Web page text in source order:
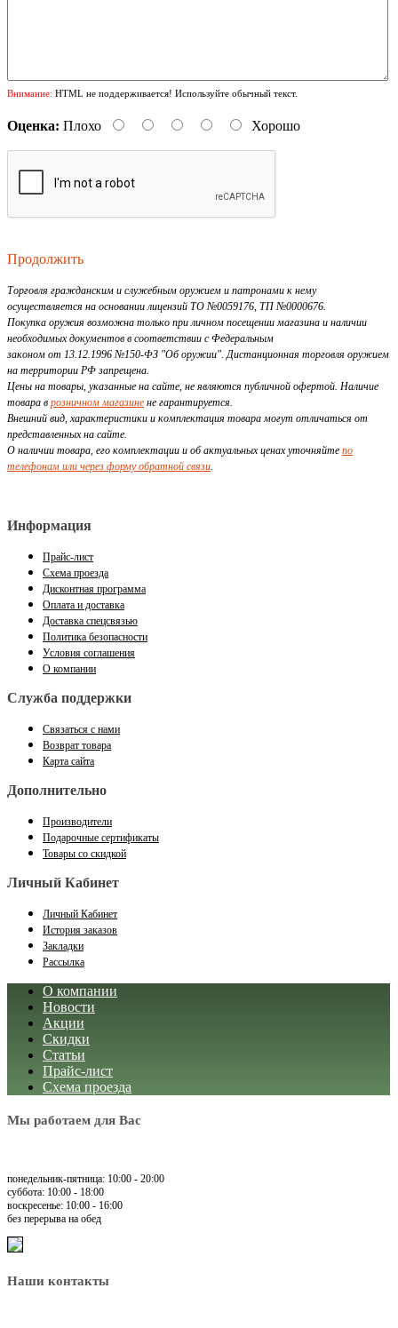
Внимание: HTML не поддерживается! Используйте обычный текст.
Оценка: Плохо Хорошо
Продолжить
Торговля гражданским и служебным оружием и патронами к нему
осуществляется на основании лицензий ТО №0059176, ТП №0000676.
Покупка оружия возможна только при личном посещении магазина и наличии
необходимых документов в соответствии с Федеральным
законом от 13.12.1996 №150-ФЗ "Об оружии". Дистанционная торговля оружием
на территории РФ запрещена.
Цены на товары, указанные на сайте, не являются публичной офертой. Наличие
товара в розничном магазине не гарантируется.
Внешний вид, характеристики и комплектация товара могут отличаться от
представленных на сайте.
О наличии товара, его комплектации и об актуальных ценах уточняйте по
телефонам или через форму обратной связи.
Информация
Прайс-лист
Схема проезда
Дисконтная программа
Оплата и доставка
Доставка спецсвязью
Политика безопасности
Условия соглашения
О компании
Служба поддержки
Связаться с нами
Возврат товара
Карта сайта
Дополнительно
Производители
Подарочные сертификаты
Товары со скидкой
Личный Кабинет
Личный Кабинет
История заказов
Закладки
Рассылка
О компании
Новости
Акции
Скидки
Статьи
Прайс-лист
Схема проезда
Мы работаем для Вас
понедельник-пятница: 10:00 - 20:00
суббота: 10:00 - 18:00
воскресенье: 10:00 - 16:00
без перерыва на обед
Наши контакты